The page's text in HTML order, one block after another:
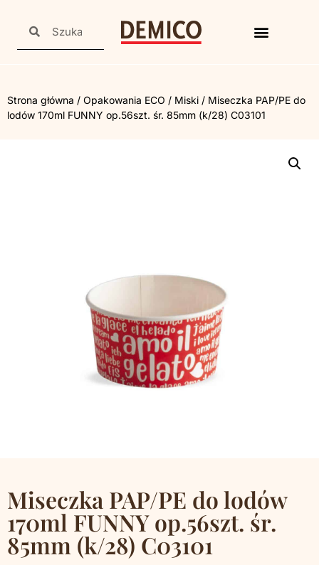
Strona główna / Opakowania ECO / Miski / Miseczka PAP/PE do
lodów 170ml FUNNY op.56szt. śr. 85mm (k/28) C03101
Miseczka PAP/PE do lodów
170ml FUNNY op.56szt. śr.
85mm (k/28) C03101